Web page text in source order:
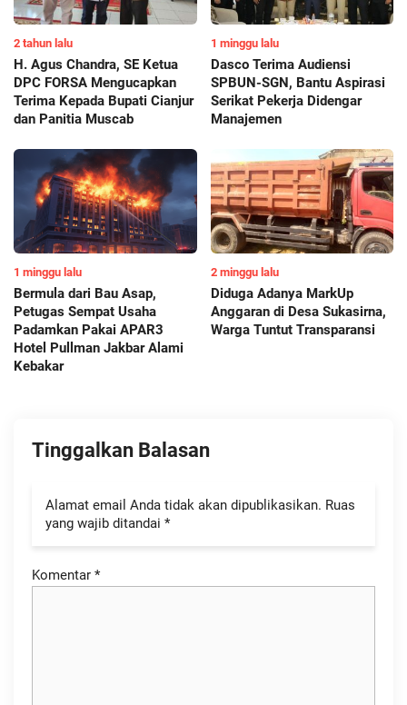
2 tahun lalu
H. Agus Chandra, SE Ketua
DPC FORSA Mengucapkan
Terima Kepada Bupati Cianjur
dan Panitia Muscab
1 minggu lalu
Dasco Terima Audiensi
SPBUN-SGN, Bantu Aspirasi
Serikat Pekerja Didengar
Manajemen
1 minggu lalu
Bermula dari Bau Asap,
Petugas Sempat Usaha
Padamkan Pakai APAR3
Hotel Pullman Jakbar Alami
Kebakar
2 minggu lalu
Diduga Adanya MarkUp
Anggaran di Desa Sukasirna,
Warga Tuntut Transparansi
Tinggalkan Balasan
Alamat email Anda tidak akan dipublikasikan. Ruas
yang wajib ditandai *
Komentar *